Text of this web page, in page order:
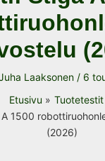
Laaksonen / 6
Etusivu
Tuotetestit
1500
(2026)